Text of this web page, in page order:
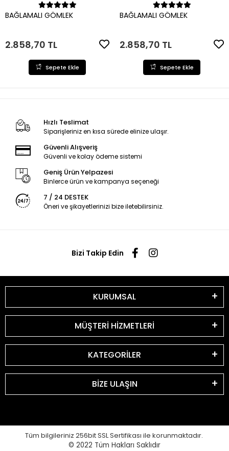
Sepete Ekle
BAĞLAMALI GÖMLEK
2.858,70 TL
Sepete Ekle
Sepete Ekle
BAĞLAMALI GÖMLEK
2.858,70 TL
Sepete Ekle
Hızlı Teslimat
Siparişleriniz en kısa sürede elinize ulaşır.
Güvenli Alışveriş
Güvenli ve kolay ödeme sistemi
Geniş Ürün Yelpazesi
Binlerce ürün ve kampanya seçeneği
7 / 24 DESTEK
Öneri ve şikayetlerinizi bize iletebilirsiniz.
Bizi Takip Edin
KURUMSAL
MÜŞTERİ HİZMETLERİ
KATEGORİLER
BİZE ULAŞIN
Tüm bilgileriniz 256bit SSL Sertifikası ile korunmaktadır.
© 2022 Tüm Hakları Saklıdır